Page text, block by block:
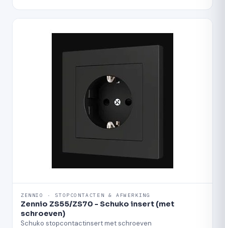
ZENNIO · STOPCONTACTEN & AFWERKING
Zennio ZS55/ZS70 - Schuko insert (met
schroeven)
Schuko stopcontactinsert met schroeven